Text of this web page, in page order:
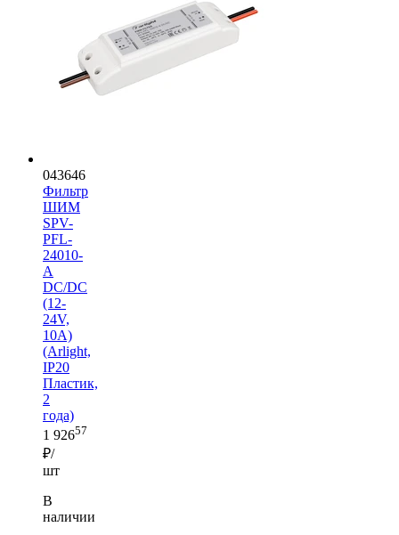
043646
Фильтр
ШИМ
SPV-
PFL-
24010-
A
DC/DC
(12-
24V,
10A)
(Arlight,
IP20
Пластик,
2
года)
1 92657
₽/
шт
В
наличии